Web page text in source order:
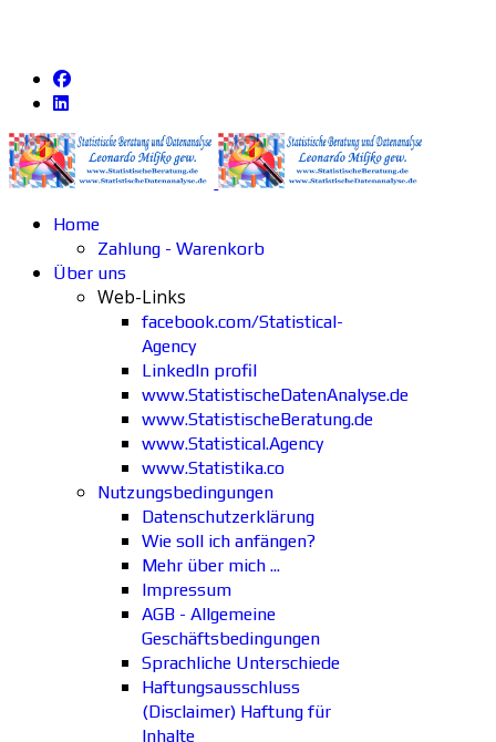
Home
Zahlung - Warenkorb
Über uns
Web-Links
facebook.com/Statistical-
Agency
LinkedIn profil
www.StatistischeDatenAnalyse.de
www.StatistischeBeratung.de
www.Statistical.Agency
www.Statistika.co
Nutzungsbedingungen
Datenschutzerklärung
Wie soll ich anfängen?
Mehr über mich ...
Impressum
AGB - Allgemeine
Geschäftsbedingungen
Sprachliche Unterschiede
Haftungsausschluss
(Disclaimer) Haftung für
Inhalte